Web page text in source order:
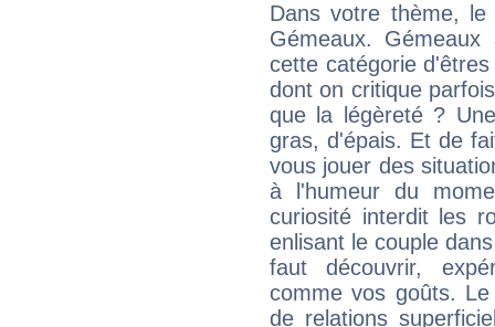
Dans votre thème,
Gémeaux.
cette catégorie
dont on critique
que la légèreté ?
gras, d'épais. Et de
vous jouer des
à l'humeur du
curiosité interdit les
enlisant le couple
faut découvrir,
comme vos goûts.
de relations